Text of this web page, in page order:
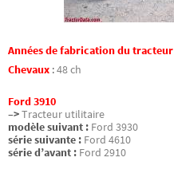
Années de fabrication du tracteur
Chevaux :48 ch
Ford 3910
–>Tracteur utilitaire
modèle suivant : Ford 3930
série suivante : Ford 4610
série d’avant : Ford 2910